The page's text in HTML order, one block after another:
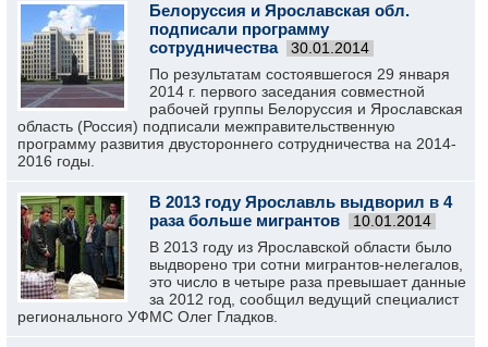
Белоруссия и Ярославская обл.
подписали программу
сотрудничества
30.01.2014
По результатам состоявшегося 29 января
2014 г. первого заседания совместной
рабочей группы Белоруссия и Ярославская
область (Россия) подписали межправительственную
программу развития двустороннего сотрудничества на 2014-
2016 годы.
В 2013 году Ярославль выдворил в 4
раза больше мигрантов
10.01.2014
В 2013 году из Ярославской области было
выдворено три сотни мигрантов-нелегалов,
это число в четыре раза превышает данные
за 2012 год, сообщил ведущий специалист
регионального УФМС Олег Гладков.